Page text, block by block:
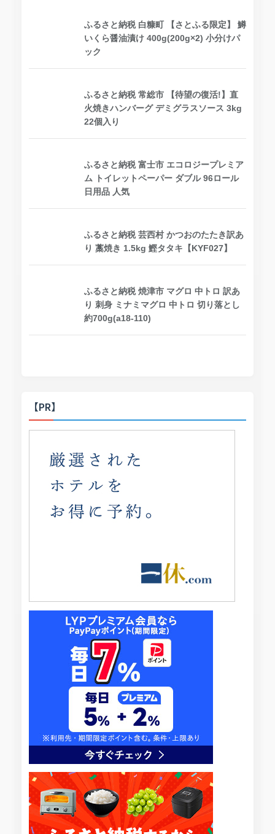
ふるさと納税 白糠町 【さとふる限定】 鱒
いくら醤油漬け 400g(200g×2) 小分けパ
ック
ふるさと納税 常総市 【待望の復活!】直
火焼きハンバーグ デミグラスソース 3kg
22個入り
ふるさと納税 富士市 エコロジープレミア
ム トイレットペーパー ダブル 96ロール
日用品 人気
ふるさと納税 芸西村 かつおのたたき訳あ
り 藁焼き 1.5kg 鰹タタキ【KYF027】
ふるさと納税 焼津市 マグロ 中トロ 訳あ
り 刺身 ミナミマグロ 中トロ 切り落とし
約700g(a18-110)
【PR】